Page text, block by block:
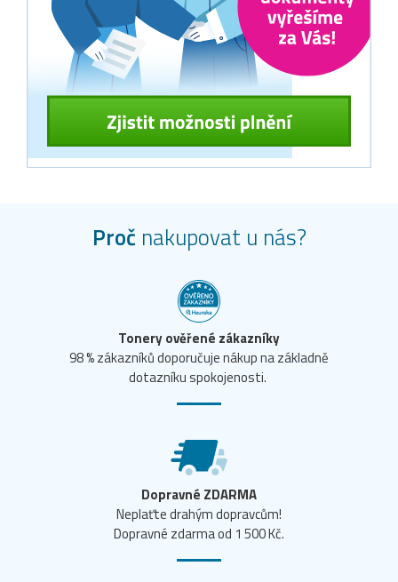
Proč nakupovat u nás?
Tonery ověřené zákazníky
98 % zákazníků doporučuje nákup na základně
dotazníku spokojenosti.
Dopravné ZDARMA
Neplaťte drahým dopravcům!
Dopravné zdarma od 1 500 Kč.